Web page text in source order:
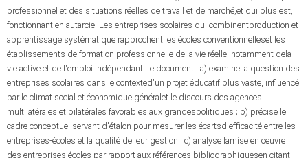
professionnel et des situations réelles de travail et de marché,et qui plus est,
fonctionnant en autarcie. Les entreprises scolaires qui combinentproduction et
apprentissage systématique rapprochent les écoles conventionnelleset les
établissements de formation professionnelle de la vie réelle, notamment dela
vie active et de l'emploi indépendant.Le document : a) examine la question des
entreprises scolaires dans le contexted'un projet éducatif plus vaste, influencé
par le climat social et économique généralet le discours des agences
multilatérales et bilatérales favorables aux grandespolitiques ; b) précise le
cadre conceptuel servant d'étalon pour mesurer les écartsd'efficacité entre les
entreprises-écoles et la qualité de leur gestion ; c) analyse lamise en oeuvre
des entreprises écoles par rapport aux références bibliographiquesen citant